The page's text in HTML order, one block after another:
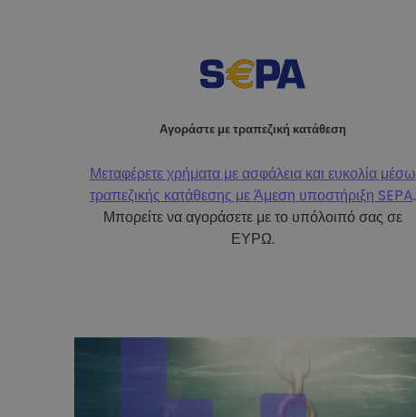
Αγοράστε με τραπεζική κατάθεση
Μεταφέρετε χρήματα με ασφάλεια και ευκολία μέσω
τραπεζικής κατάθεσης μεΆμεση υποστήριξη SEPA.
Μπορείτε να αγοράσετε με το υπόλοιπό σας σε
ΕΥΡΩ.